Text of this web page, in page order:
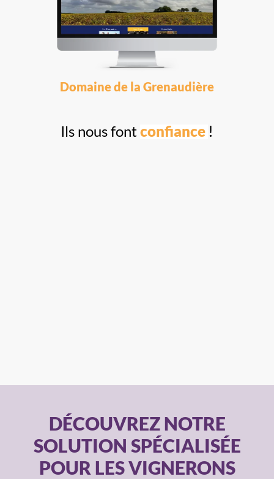
Domaine de la Grenaudière
Ils nous fontconfiance !
DÉCOUVREZ NOTRE
SOLUTION SPÉCIALISÉE
POUR LES VIGNERONS